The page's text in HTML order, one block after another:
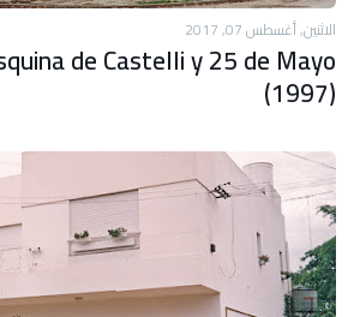
الاثنين, أغسطس 07, 2017
de Castelli y 25 de Mayo
(1997)